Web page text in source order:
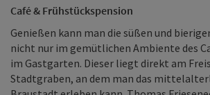
Café & Frühstückspension
Genießen kann man die süßen und
nicht nur im gemütlichen Ambiente des
im Gastgarten. Dieser liegt direkt am
Stadtgraben, an dem man das